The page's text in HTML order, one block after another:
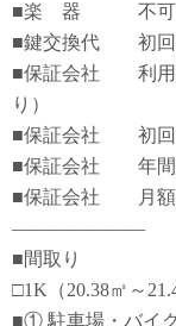
■楽 器 不可
■鍵交換代 初回
■保証会社 利用
り）
■保証会社 初回
■保証会社 年間
■保証会社 月額
―――――――
■間取り
□1K（20.38㎡～
■① 駐車場・バイ